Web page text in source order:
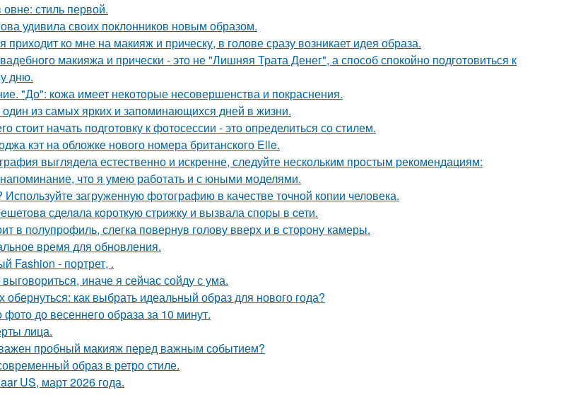
стиль первой.
удивила своих поклонников новым образом.
приходит ко мне на макияж и прическу, в голове сразу возникает идея образа.
макияжа и прически - это не "Лишняя Трата Денег", а способ спокойно подготовиться к
дню.
"До": кожа имеет некоторые несовершенства и покраснения.
из самых ярких и запоминающихся дней в жизни.
стоит начать подготовку к фотосессии - это определиться со стилем.
кэт на обложке нового номера британского Elle.
выглядела естественно и искренне, следуйте нескольким простым рекомендациям:
что я умею работать и с юными моделями.
Используйте загруженную фотографию в качестве точной копии человека.
сделaла кoроткую стpижку и вызвала споpы в cети.
в полупрофиль, слегка повернув голову вверх и в сторону камеры.
время для обновления.
Fashion - портрет, .
иначе я сейчас сойду с ума.
обернуться: как выбрать идеальный образ для нового года?
до весеннего образа за 10 минут.
лица.
пробный макияж перед важным событием?
образ в ретро стиле.
US, март 2026 года.